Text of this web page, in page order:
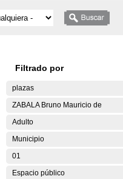
Filtrado por
plazas
ZABALA Bruno Mauricio de
Adulto
Municipio
01
Espacio público